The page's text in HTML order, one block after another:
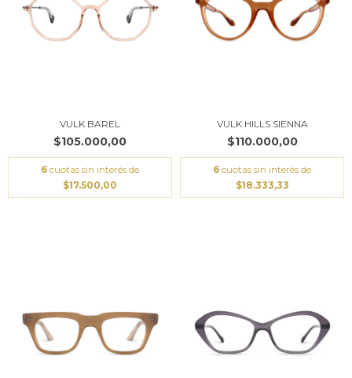
VULK BAREL
$105.000,00
6 cuotas sin interés de
$17.500,00
VULK HILLS SIENNA
$110.000,00
6 cuotas sin interés de
$18.333,33